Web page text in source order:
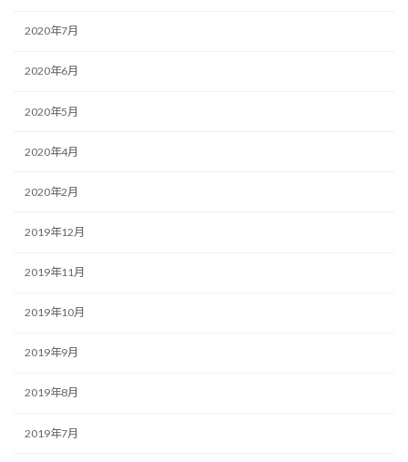
2020年7月
2020年6月
2020年5月
2020年4月
2020年2月
2019年12月
2019年11月
2019年10月
2019年9月
2019年8月
2019年7月